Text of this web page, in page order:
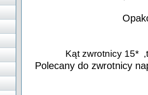
Kąt zwrotnicy 15*
Polecany do zwrotnicy